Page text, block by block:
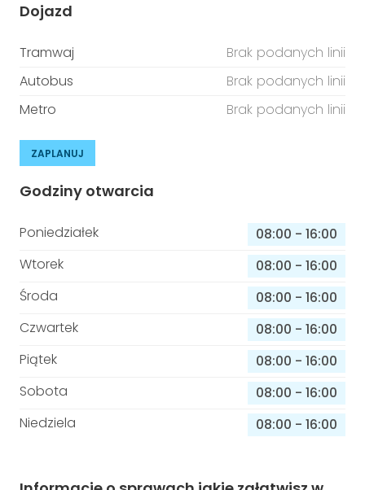
Dojazd
Tramwaj
Brak podanych linii
Autobus
Brak podanych linii
Metro
Brak podanych linii
ZAPLANUJ
Godziny otwarcia
Poniedziałek 08:00 - 16:00
Wtorek
08:00 - 16:00
Środa
08:00 - 16:00
Czwartek
08:00 - 16:00
Piątek
08:00 - 16:00
Sobota
08:00 - 16:00
Niedziela
08:00 - 16:00